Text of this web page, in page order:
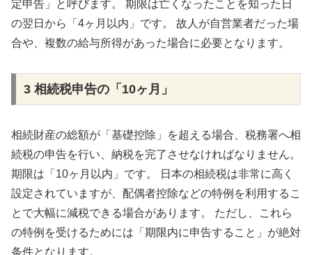
定申告」と呼びます。 期限は亡くなったことを知った日
の翌日から「4ヶ月以内」です。 故人が自営業者だった場
合や、複数の給与所得があった場合に必要となります。
3 相続税申告の「10ヶ月」
相続財産の総額が「基礎控除」を超える場合、税務署へ相
続税の申告を行い、納税を完了させなければなりません。
期限は「10ヶ月以内」です。 日本の相続税は非常に高く
設定されていますが、配偶者控除などの特例を利用するこ
とで大幅に減税できる場合があります。 ただし、これら
の特例を受けるためには「期限内に申告すること」が絶対
条件となります。